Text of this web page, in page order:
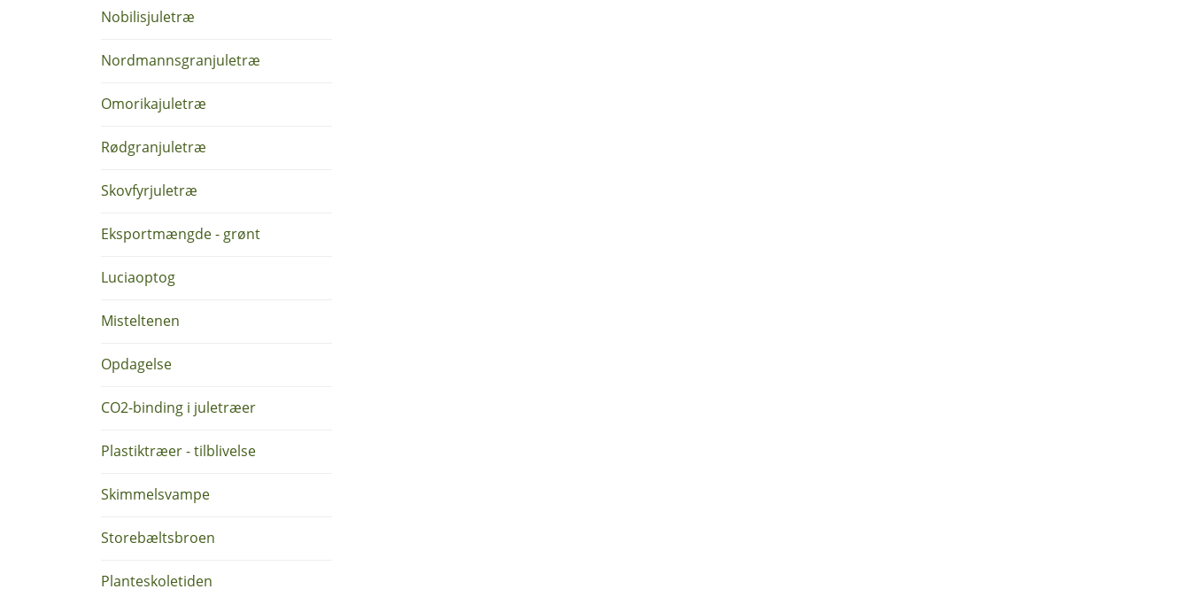
Nobilisjuletræ
Nordmannsgranjuletræ
Omorikajuletræ
Rødgranjuletræ
Skovfyrjuletræ
Eksportmængde - grønt
Luciaoptog
Misteltenen
Opdagelse
CO2-binding i juletræer
Plastiktræer - tilblivelse
Skimmelsvampe
Storebæltsbroen
Planteskoletiden